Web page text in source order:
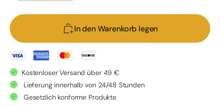
EU4SLEEP
-
Natürliches
Schlafpräparat
mit
für
EU4SLEEP
-
Natürliches
Schlafpräparat
mit
In den Warenkorb legen
Kostenloser Versand über 49 €
Lieferung innerhalb von 24/48 Stunden
Gesetzlich konforme Produkte